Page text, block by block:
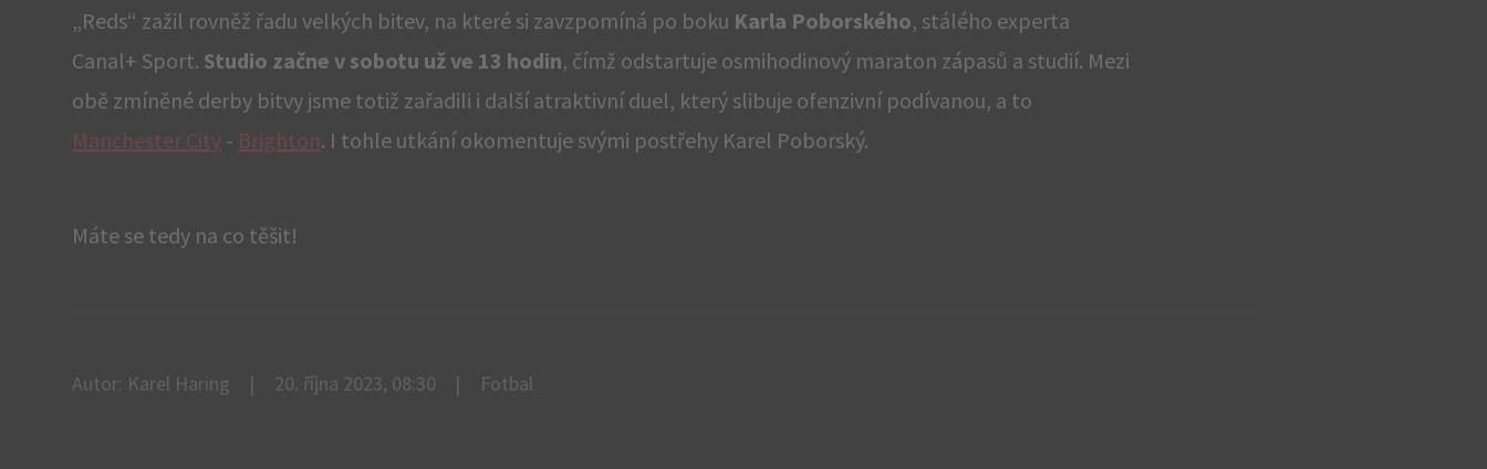
„Reds“ zažil rovněž řadu velkých bitev, na které si zavzpomíná po boku Karla Poborského, stálého experta
Canal+ Sport. Studio začne v sobotu už ve 13 hodin, čímž odstartuje osmihodinový maraton zápasů a studií. Mezi
obě zmíněné derby bitvy jsme totiž zařadili i další atraktivní duel, který slibuje ofenzivní podívanou, a to
Manchester City - Brighton. I tohle utkání okomentuje svými postřehy Karel Poborský.
Máte se tedy na co těšit!
Autor: Karel Häring 20. října 2023, 08:30 Fotbal